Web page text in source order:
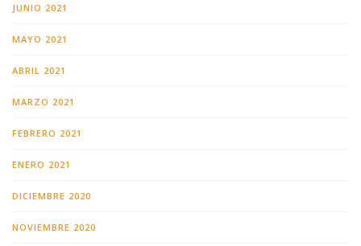
JUNIO 2021
MAYO 2021
ABRIL 2021
MARZO 2021
FEBRERO 2021
ENERO 2021
DICIEMBRE 2020
NOVIEMBRE 2020